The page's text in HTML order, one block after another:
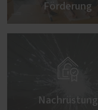
Förderung

Nachrüstung